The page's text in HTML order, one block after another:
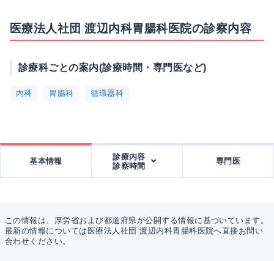
医療法人社団 渡辺内科胃腸科医院の診察内容
診療科ごとの案内(診療時間・専門医など)
内科 胃腸科 循環器科
基本情報
診療内容
診察時間
専門医
この情報は、厚労省および都道府県が公開する情報に基づいています。
最新の情報については医療法人社団 渡辺内科胃腸科医院へ直接お問い
合わせください。